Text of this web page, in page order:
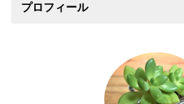
プロフィール